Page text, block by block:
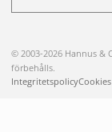
© 2003-2026 Hannus &
förbehålls.
IntegritetspolicyCookies